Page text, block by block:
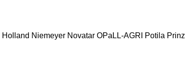
Holland Niemeyer Novatar OPaLL-AGRI Potila Prinz